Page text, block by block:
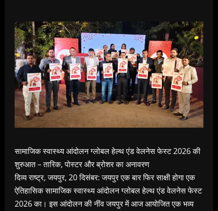
सामाजिक स्वास्थ्य आंदोलन ग्लोबल हेल्थ एंड वेलनेस फेस्ट 2026 की
शुरुआत – तारिक, पोस्टर और ब्रोशर का अनावरण
दिव्य राष्ट्र, जयपुर, 20 दिसंबर: जयपुर एक बार फिर साक्षी होगा एक
ऐतिहासिक सामाजिक स्वास्थ्य आंदोलन ग्लोबल हेल्थ एंड वेलनेस फेस्ट
2026 का। इस आंदोलन की नींव जयपुर में आज आयोजित एक भव्य